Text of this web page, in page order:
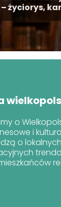
– życiorys,
o
i
o